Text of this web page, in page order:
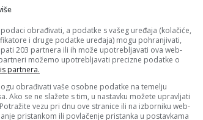
promjene indeksa, Bliski istok ponovo u
investitora
obrađivati, a podatke s vašeg uređaja (kolačiće,
i druge podatke uređaja) mogu pohranjivati,
203 partnera ili ih može upotrebljavati ova web-
možemo upotrebljavati precizne podatke o
partnera.
obrađivati vaše osobne podatke na temelju
Ako se ne slažete s tim, u nastavku možete upravljati
vezu pri dnu ove stranice ili na izborniku web-
pristankom ili povlačenje pristanka u postavkama